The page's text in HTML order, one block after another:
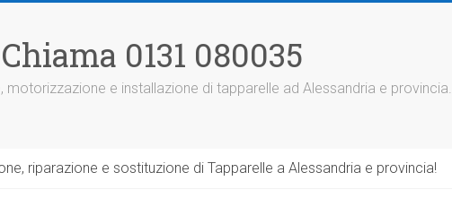
0131 080035
e installazione di tapparelle ad Alessandria e provincia.
riparazione e sostituzione di Tapparelle a Alessandria e provincia!